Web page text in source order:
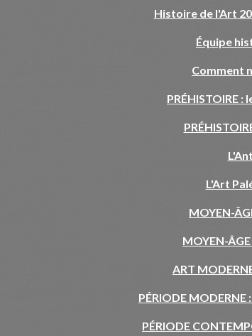
Histoire de l'Art
Équipe
Comment
PRÉHISTOIRE
L'Art
MOYEN-
MOYEN-
ART
PÉRIODE
PÉRIODE